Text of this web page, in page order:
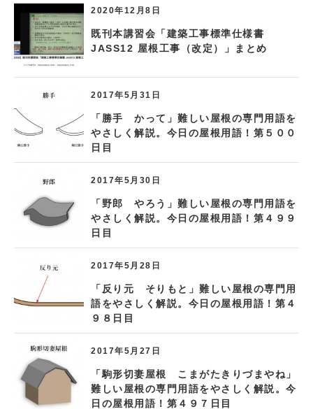
2020年12月8日
既刊本講習会「建築工事標準仕様書
JASS12 屋根工事（改定）」まとめ
2017年5月31日
「勝手 かって」難しい屋根の専門用語を
やさしく解説。今日の屋根用語！第５００
日目
2017年5月30日
「野郎 やろう」難しい屋根の専門用語を
やさしく解説。今日の屋根用語！第４９９
日目
2017年5月28日
「反り元 そりもと」難しい屋根の専門用
語をやさしく解説。今日の屋根用語！第４
９８日目
2017年5月27日
「駒形切妻屋根 こまがたきりづまやね」
難しい屋根の専門用語をやさしく解説。今
日の屋根用語！第４９７日目